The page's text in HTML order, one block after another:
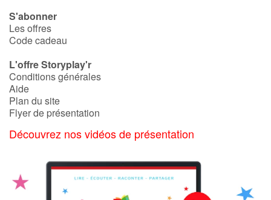
S'abonner
Les offres
Code cadeau
L'offre Storyplay'r
Conditions générales
Aide
Plan du site
Flyer de présentation
Découvrez nos vidéos de présentation